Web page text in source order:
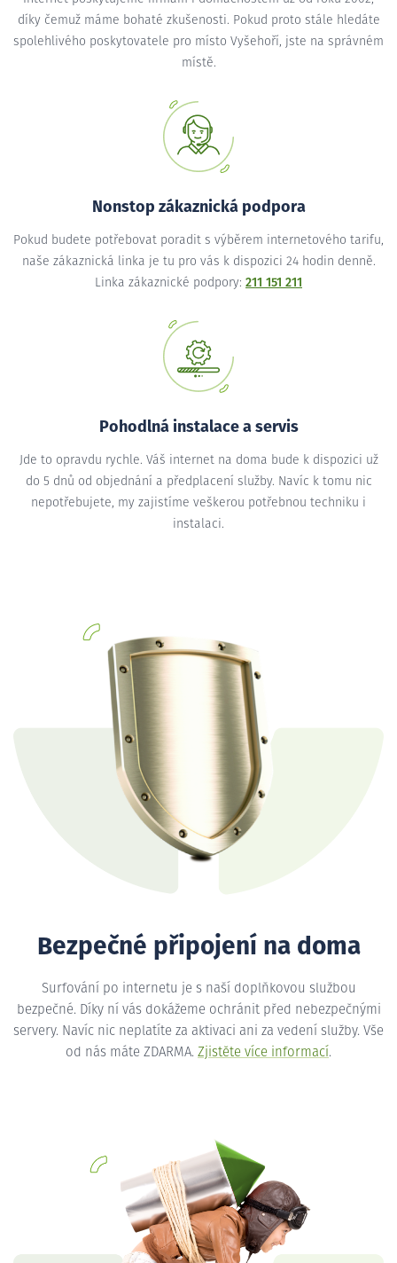
díky čemuž máme bohaté zkušenosti. Pokud proto stále hledáte
spolehlivého poskytovatele pro místo Vyšehoří, jste na správném
místě.
Nonstop zákaznická podpora
Pokud budete potřebovat poradit s výběrem internetového tarifu,
naše zákaznická linka je tu pro vás k dispozici 24 hodin denně.
Linka zákaznické podpory: 211 151 211
Pohodlná instalace a servis
Jde to opravdu rychle. Váš internet na doma bude k dispozici už
do 5 dnů od objednání a předplacení služby. Navíc k tomu nic
nepotřebujete, my zajistíme veškerou potřebnou techniku i
instalaci.
Bezpečné připojení na doma
Surfování po internetu je s naší doplňkovou službou
bezpečné. Díky ní vás dokážeme ochránit před nebezpečnými
servery. Navíc nic neplatíte za aktivaci ani za vedení služby. Vše
od nás máte ZDARMA. Zjistěte více informací.